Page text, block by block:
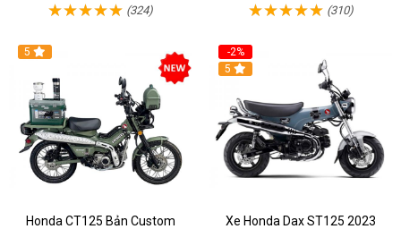
(324) (310)
5
Honda CT125 Bản Custom
-2%
5
Xe Honda Dax ST125 2023